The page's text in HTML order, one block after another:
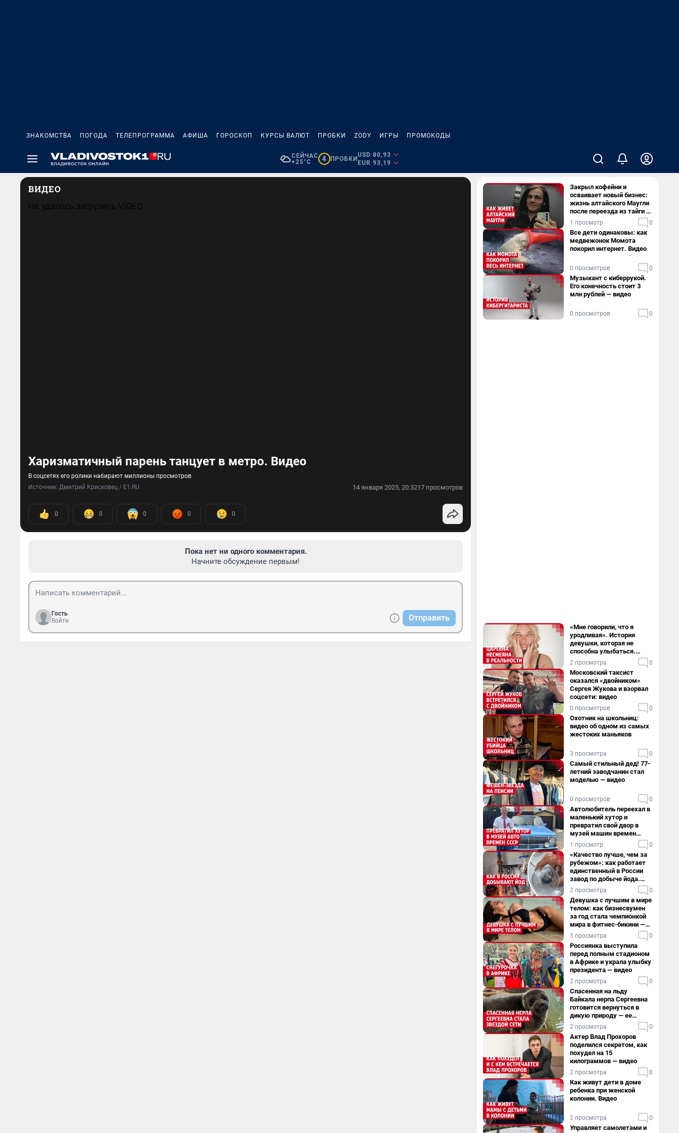
ЗНАКОМСТВА ПОГОДА ТЕЛЕПРОГРАММА АФИША ГОРОСКОП КУРСЫ ВАЛЮТ ПРОБКИ ZODY ИГРЫ ПРОМОКОДЫ
СЕЙЧАС
+25°C
4 ПРОБКИ
USD 80,93
EUR 93,19
ВИДЕО
Не удалось загрузить VIQEO
Харизматичный парень танцует в метро. Видео
В соцсетях его ролики набирают миллионы просмотров
Источник: Дмитрий Крисковец / E1.RU 14 января 2025, 20:3217 просмотров
0 0 0 0 0
Пока нет ни одного комментария.
Начните обсуждение первым!
Гость
Войти
Отправить
Закрыл кофейни и
осваивает новый бизнес:
жизнь алтайского Маугли
после переезда из тайги в
столицу
1 просмотр 0
Все дети одинаковы: как
медвежонок Момота
покорил интернет. Видео
0 просмотров 0
Музыкант с киберрукой.
Его конечность стоит 3
млн рублей — видео
0 просмотров 0
«Мне говорили, что я
уродливая». История
девушки, которая не
способна улыбаться.
Видео
2 просмотра 0
Московский таксист
оказался «двойником»
Сергея Жукова и взорвал
соцсети: видео
0 просмотров 0
Охотник на школьниц:
видео об одном из самых
жестоких маньяков
3 просмотра 0
Самый стильный дед! 77-
летний заводчанин стал
моделью — видео
0 просмотров 0
Автолюбитель переехал в
маленький хутор и
превратил свой двор в
музей машин времен
СССР. Видео
1 просмотр 0
«Качество лучше, чем за
рубежом»: как работает
единственный в России
завод по добыче йода.
Видео
2 просмотра 0
Девушка с лучшим в мире
телом: как бизнесвумен
за год стала чемпионкой
мира в фитнес-бикини —
видео
3 просмотра 0
Россиянка выступила
перед полным стадионом
в Африке и украла улыбку
президента — видео
2 просмотра 0
Спасенная на льду
Байкала нерпа Сергеевна
готовится вернуться в
дикую природу — ее
видеоистория
2 просмотра 0
Актер Влад Прохоров
поделился секретом, как
похудел на 15
килограммов — видео
2 просмотра 0
Как живут дети в доме
ребенка при женской
колонии. Видео
2 просмотра 0
Управляет самолетами и